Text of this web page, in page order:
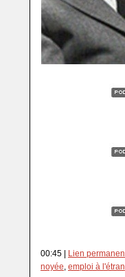
00:45 | Lien
noyée emploi à